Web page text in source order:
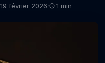
19 février 2026· 1 min